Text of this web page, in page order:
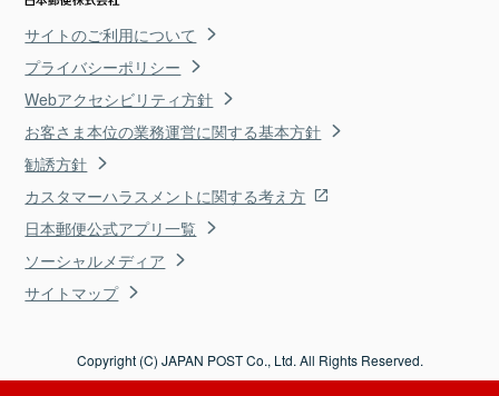
サイトのご利用について
プライバシーポリシー
Webアクセシビリティ方針
お客さま本位の業務運営に関する基本方針
勧誘方針
カスタマーハラスメントに関する考え方
日本郵便公式アプリ一覧
ソーシャルメディア
サイトマップ
Copyright (C) JAPAN POST Co., Ltd. All Rights Reserved.